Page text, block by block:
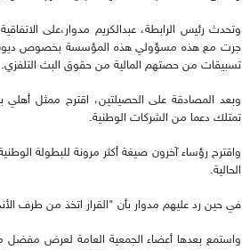
وتحدث رئيس الرابطة، عبدالكريم مدوار،على
جرت مع هذه مسؤولي هذه المؤسسة بخصوص ديون
تسبيقات من حصتهم المالية من حقوق البث التلفزي.
وبعد المصادقة على الحصيلتين، اقترح ممثل أهلي
تمتلك دعما من الشركات الوطنية.
واقترح رؤساء آخرون صيغة أكثر مرونة للبطولة
الحالية.
في حين رد عليهم مدوار بأن "القرار اتخذ من طرف
واستمع بعدها أعضاء الجمعية العامة لعرض مفضل